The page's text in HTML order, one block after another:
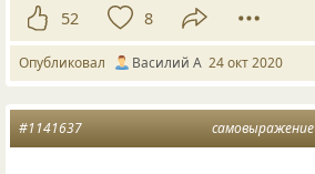
52 8
Опубликовал Василий А 24 окт 2020
самовыражение
#1141637